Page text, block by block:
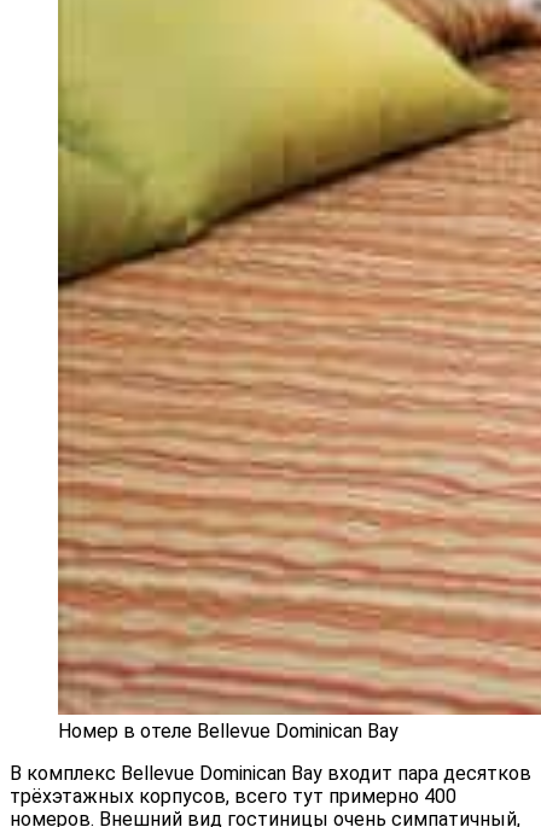
Номер в отеле Bellevue Dominican Baу
В комплекс Bellevue Dominican Baу входит пара десятков
трёхэтажных корпусов, всего тут примерно 400
номеров. Внешний вид гостиницы очень симпатичный,